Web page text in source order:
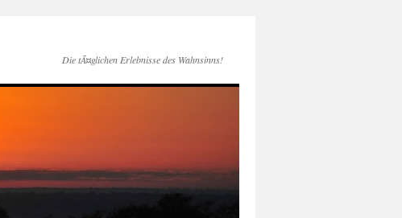
Die tÃ¤glichen Erlebnisse des Wahnsinns!